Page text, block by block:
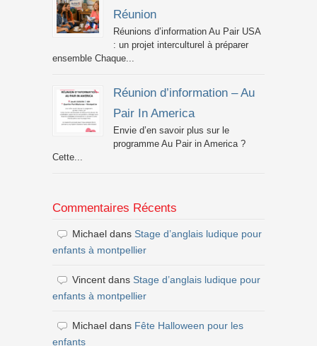
Réunion
Réunions d’information Au Pair USA
: un projet interculturel à préparer
ensemble Chaque...
Réunion d’information – Au
Pair In America
Envie d’en savoir plus sur le
programme Au Pair in America ?
Cette...
Commentaires Récents
Michael dans Stage d’anglais ludique pour
enfants à montpellier
Vincent dans Stage d’anglais ludique pour
enfants à montpellier
Michael dans Fête Halloween pour les
enfants